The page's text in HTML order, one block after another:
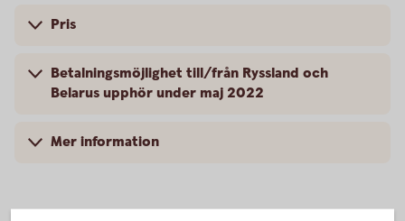
Pris
Betalningsmöjlighet till/från Ryssland och
Belarus upphör under maj 2022
Mer information